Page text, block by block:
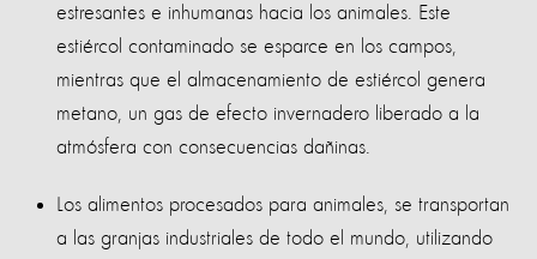
estresantes e inhumanas hacia los animales. Este
estiércol contaminado se esparce en los campos,
mientras que el almacenamiento de estiércol genera
metano, un gas de efecto invernadero liberado a la
atmósfera con consecuencias dañinas.
Los alimentos procesados ​​para animales, se transportan
a las granjas industriales de todo el mundo, utilizando